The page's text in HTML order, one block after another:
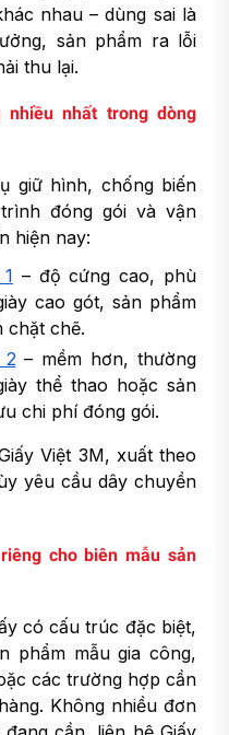
nhau – dùng sai là
sản phẩm ra lỗi
thu lại.
nhất trong dòng
giữ hình, chống biến
đóng gói và vận
hiện nay:
– độ cứng cao, phù
cao gót, sản phẩm
chặt chẽ.
2 – mềm hơn, thường
thể thao hoặc sản
chi phí đóng gói.
Việt 3M, xuất theo
yêu cầu dây chuyền
cho biên mẫu sản
có cấu trúc đặc biệt,
phẩm mẫu gia công,
các trường hợp cần
Không nhiều đơn